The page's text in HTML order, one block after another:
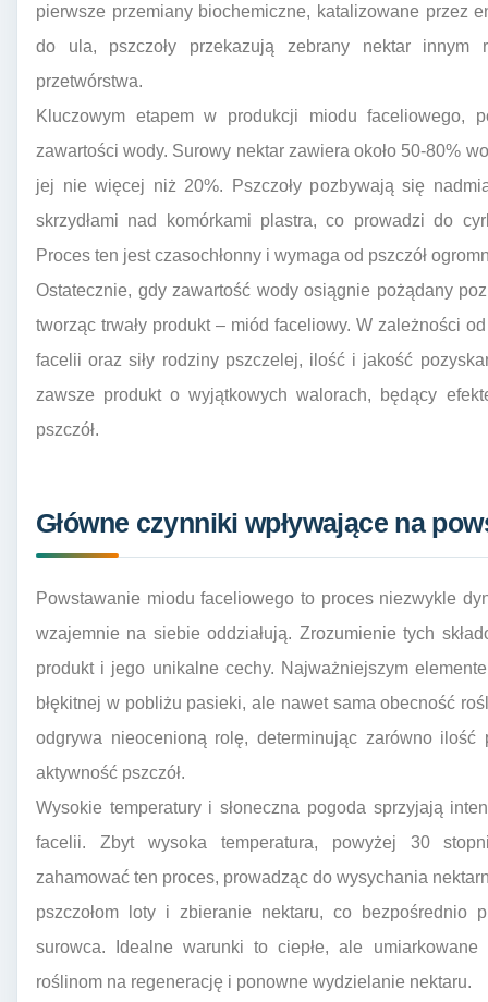
pierwsze przemiany biochemiczne, katalizowane przez
do ula, pszczoły przekazują zebrany nektar innym
przetwórstwa.
Kluczowym etapem w produkcji miodu faceliowego,
zawartości wody. Surowy nektar zawiera około 50-80%
jej nie więcej niż 20%. Pszczoły pozbywają się
skrzydłami nad komórkami plastra, co prowadzi do
Proces ten jest czasochłonny i wymaga od pszczół
Ostatecznie, gdy zawartość wody osiągnie pożądany
tworząc trwały produkt – miód faceliowy. W zależności
facelii oraz siły rodziny pszczelej, ilość i jakość
zawsze produkt o wyjątkowych walorach, będący
pszczół.
Główne czynniki wpływające na
Powstawanie miodu faceliowego to proces niezwykle
wzajemnie na siebie oddziałują. Zrozumienie tych
produkt i jego unikalne cechy. Najważniejszym
błękitnej w pobliżu pasieki, ale nawet sama obecność
odgrywa nieocenioną rolę, determinując zarówno
aktywność pszczół.
Wysokie temperatury i słoneczna pogoda sprzyjają
facelii. Zbyt wysoka temperatura, powyżej 30
zahamować ten proces, prowadząc do wysychania
pszczołom loty i zbieranie nektaru, co bezpośrednio
surowca. Idealne warunki to ciepłe, ale
roślinom na regenerację i ponowne wydzielanie nektaru.